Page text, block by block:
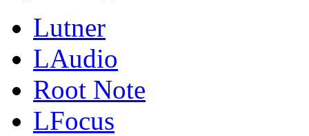
Lutner
LAudio
Root Note
LFocus